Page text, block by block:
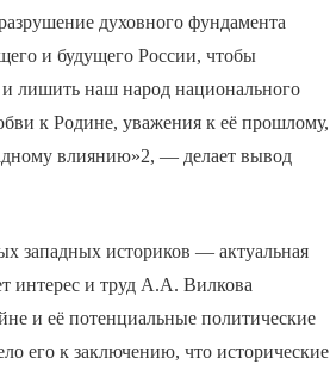
духовного фундамента
и будущего России, чтобы
лишить наш народ национального
к Родине, уважения к её прошлому,
влиянию»2, — делает вывод
западных историков — актуальная
интерес и труд А.А. Вилкова
и её потенциальные политические
его к заключению, что исторические